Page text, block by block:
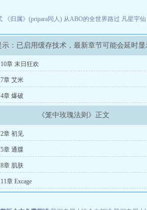
《归属》(pripara同人) 从ABO的全世界路过 凡星宇仙
示：已启用缓存技术，最新章节可能会延时
章 末日狂欢
章 艾米
章 爆破
《笼中玫瑰法则》正文
章 初见
章 通牒
章 肌肤
章 Excage